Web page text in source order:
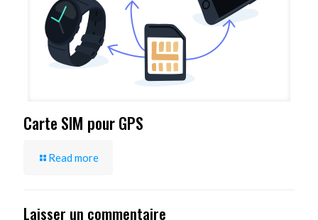
Carte SIM pour GPS
Read more
Laisser un commentaire